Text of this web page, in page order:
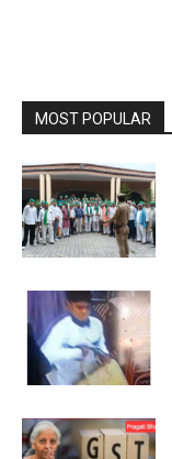
MOST POPULAR